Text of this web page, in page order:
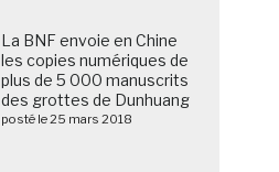
La BNF envoie en Chine
les copies numériques de
plus de 5 000 manuscrits
des grottes de Dunhuang
posté le 25 mars 2018